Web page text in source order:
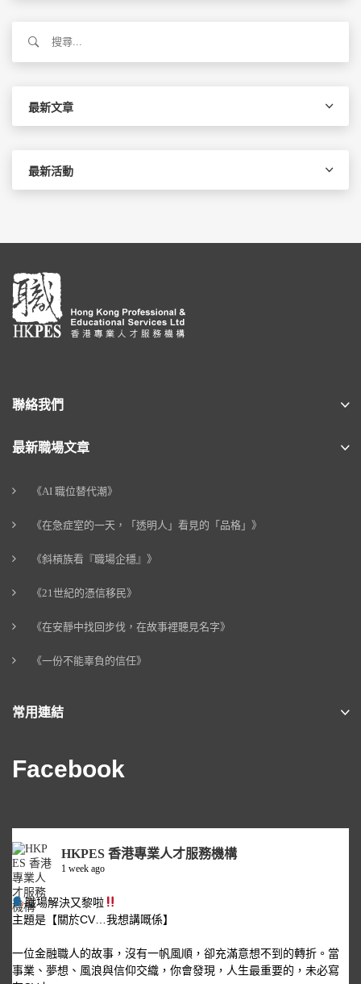
關
最新文章
最新活動
聯絡我們
最新職場文章
《AI 職位替代潮》
《在急症室的一天，「透明人」看見的「品格」》
《斜槓族看『職場企穩』》
《21世紀的憑信移民》
《在安靜中找回步伐，在故事裡聽見名字》
《一份不能辜負的信任》
常用連結
Facebook
HKPES 香港專業人才服務機構
1 week ago
職場解決又黎啦
主題是【關於CV…我想講嘅係】
一位金融職人的故事，沒有一帆風順，卻充滿意想不到的轉折。當
事業、夢想、風浪與信仰交織，你會發現，人生最重要的，未必寫